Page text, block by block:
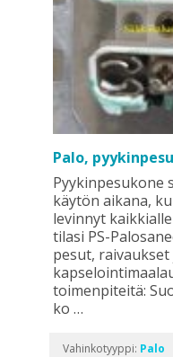
Palo,
Pyykinpesukone
käytön aikana,
levinnyt
tilasi PS-
pesut, raivaukset
toimenpiteitä:
ko …
Vahinkotyyppi: Palo